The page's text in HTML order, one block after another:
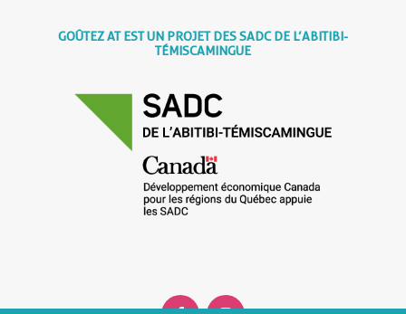
GOÛTEZ AT EST UN PROJET DES SADC DE L’ABITIBI-
TÉMISCAMINGUE